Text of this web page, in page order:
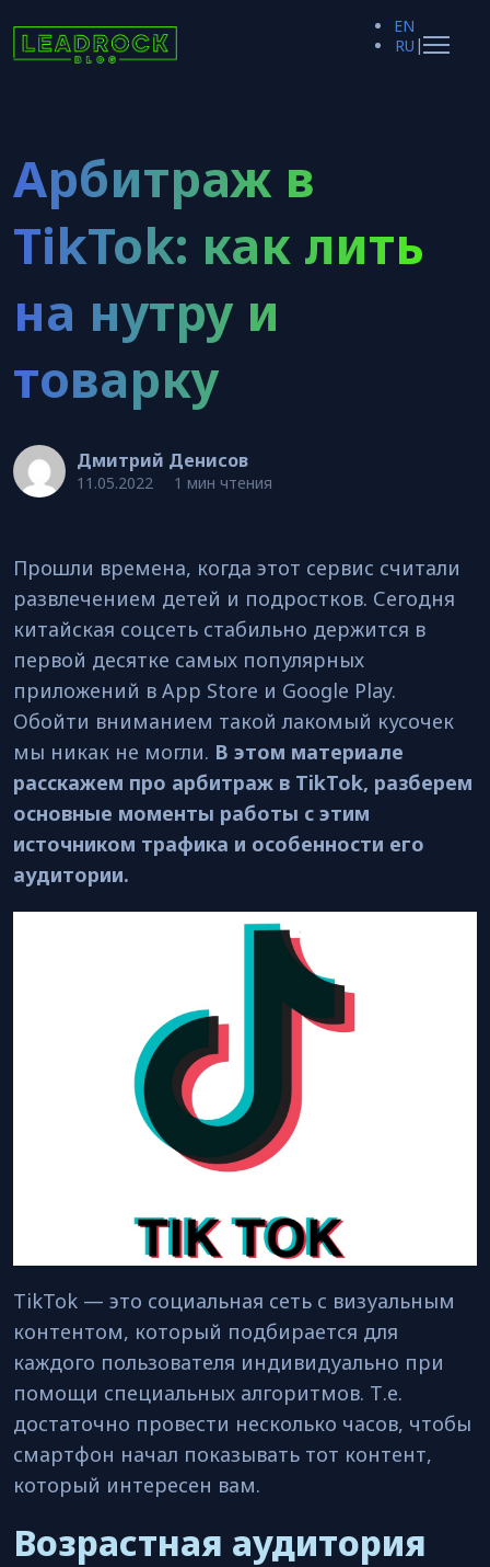
EN
RU |
Арбитраж в
TikTok: как лить
на нутру и
товарку
Дмитрий Денисов
11.05.2022 1 мин чтения
Прошли времена, когда этот сервис считали
развлечением детей и подростков. Сегодня
китайская соцсеть стабильно держится в
первой десятке самых популярных
приложений в App Store и Google Play.
Обойти вниманием такой лакомый кусочек
мы никак не могли. В этом материале
расскажем про арбитраж в TikTok, разберем
основные моменты работы с этим
источником трафика и особенности его
аудитории.
TikTok — это социальная сеть с визуальным
контентом, который подбирается для
каждого пользователя индивидуально при
помощи специальных алгоритмов. Т.е.
достаточно провести несколько часов, чтобы
смартфон начал показывать тот контент,
который интересен вам.
Возрастная аудитория